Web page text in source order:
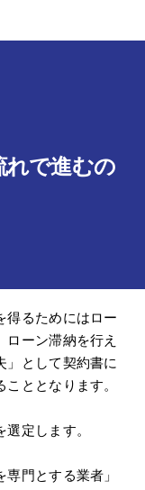
れで進むの
得るためにはロー
ーン滞納を行え
」として契約書に
ととなります。
定します。
門とする業者」